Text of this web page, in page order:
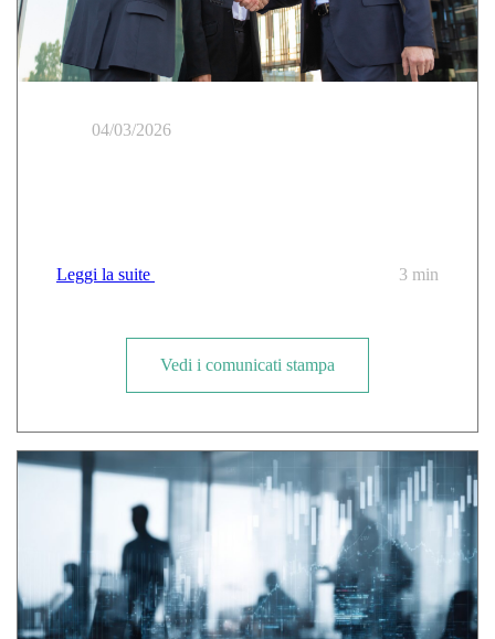
04/03/2026
Leggi la suite 3 min
Vedi i comunicati stampa